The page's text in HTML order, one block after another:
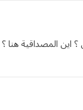
اين المصداقية هنا ؟